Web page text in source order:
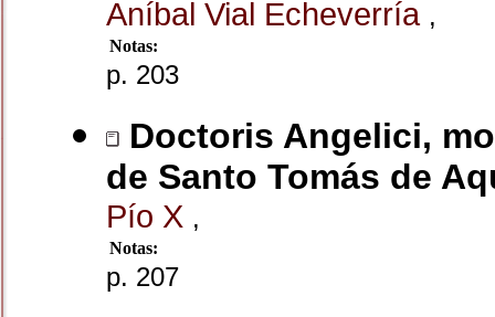
Aníbal Vial Echeverría ,
Notas:
p. 203
Doctoris Angelici,
de Santo Tomás de
Pío X ,
Notas:
p. 207